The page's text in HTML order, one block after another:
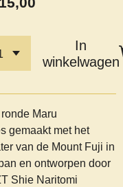
In
winkelwagen
Maru
gemaakt met het
van de Mount Fuji in
en ontworpen door
Shie Naritomi